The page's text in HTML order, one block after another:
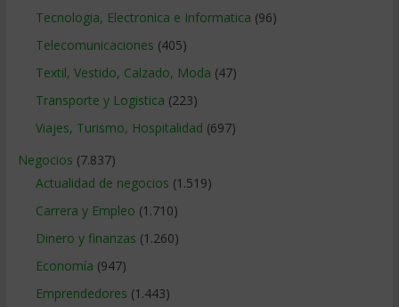
Tecnologia, Electronica e Informatica (96)
Telecomunicaciones (405)
Textil, Vestido, Calzado, Moda (47)
Transporte y Logistica (223)
Viajes, Turismo, Hospitalidad (697)
Negocios (7.837)
Actualidad de negocios (1.519)
Carrera y Empleo (1.710)
Dinero y finanzas (1.260)
Economía (947)
Emprendedores (1.443)